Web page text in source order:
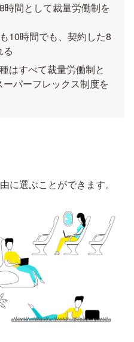
間として裁量労働制を
10時間でも、契約した8
る
はすべて裁量労働制と
パーフレックス制度を
に選ぶことができます。